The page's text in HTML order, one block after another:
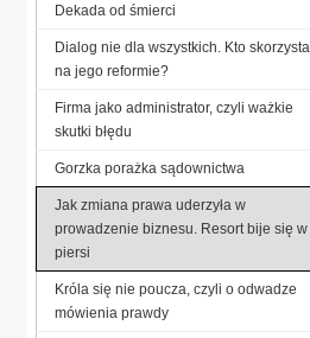
Dekada od śmierci
Dialog nie dla wszystkich. Kto skorzysta
na jego reformie?
Firma jako administrator, czyli ważkie
skutki błędu
Gorzka porażka sądownictwa
Jak zmiana prawa uderzyła w
prowadzenie biznesu. Resort bije się w
piersi
Króla się nie poucza, czyli o odwadze
mówienia prawdy